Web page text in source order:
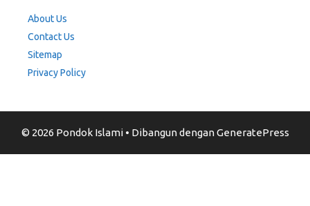
About Us
Contact Us
Sitemap
Privacy Policy
© 2026 Pondok Islami• Dibangun denganGeneratePress